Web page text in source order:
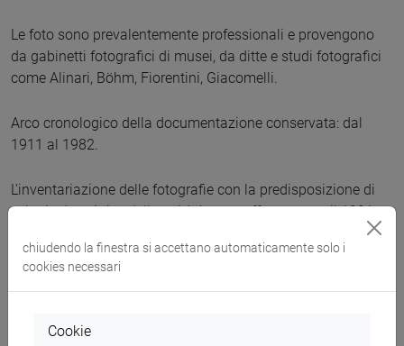
Le foto sono prevalentemente professionali e provengono
da gabinetti fotografici di musei, da ditte e studi fotografici
come Alinari, Böhm, Fiorentini, Giacomelli.
Arco cronologico della documentazione conservata: dal
1911 al 1982.
L'inventariazione delle fotografie con la predisposizione di
schede descrittive delle unità è stata effettuata tra il 1991-
Morassi.
Nel 2013 la Regione Veneto ha riconosciuto l’interesse
dell’Archivio e Fototeca di Antonio Morassi.
del fondo in vista dell’inserimento nel Sistema Informativo
chiudendo la finestra si accettano automaticamente solo i
cookies necessari
Cookie